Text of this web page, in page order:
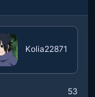
Kolia22871
53